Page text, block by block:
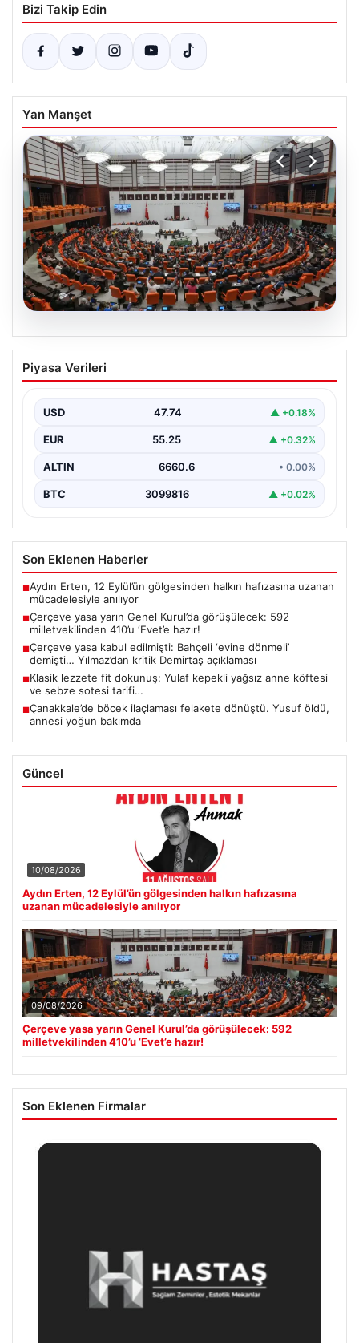
Bizi Takip Edin
Yan Manşet
09.08.2026
Çerçeve yasa yarın Genel Kurul’da
görüşülecek: 592 milletvekilinden
{ "title": "Meclis'te Çerçeve Yasa Görüşmeleri Başlıyor:
"content":…
Piyasa Verileri
USD 47.74 ▲ +0.18%
EUR 55.25 ▲ +0.32%
ALTIN 6660.6 • 0.00%
BTC 3099816 ▲ +0.02%
Son Eklenen Haberler
■Aydın Erten, 12 Eylül’ün gölgesinden halkın hafızasına uzanan
mücadelesiyle anılıyor
■Çerçeve yasa yarın Genel Kurul’da görüşülecek: 592
milletvekilinden 410’u ‘Evet’e hazır!
■Çerçeve yasa kabul edilmişti: Bahçeli ‘evine dönmeli’
demişti… Yılmaz’dan kritik Demirtaş açıklaması
■Klasik lezzete fit dokunuş: Yulaf kepekli yağsız anne köftesi
ve sebze sotesi tarifi…
■Çanakkale’de böcek ilaçlaması felakete dönüştü. Yusuf öldü,
annesi yoğun bakımda
Güncel
10/08/2026
Aydın Erten, 12 Eylül’ün gölgesinden halkın hafızasına
uzanan mücadelesiyle anılıyor
09/08/2026
Çerçeve yasa yarın Genel Kurul’da görüşülecek: 592
milletvekilinden 410’u ‘Evet’e hazır!
Son Eklenen Firmalar